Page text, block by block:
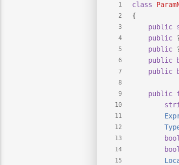
1
2
3
4
5
6
7
8
9
10
11
12
13
14
15
class
{
public
public
public
public
public
public
bool
bool